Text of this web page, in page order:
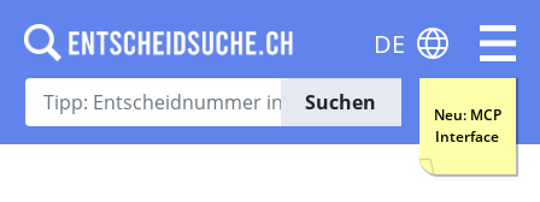
Suchen
Neu: MCP
Interface
DE